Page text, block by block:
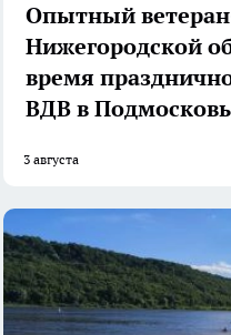
Опытный
Нижегородской
время
ВДВ в
3 августа